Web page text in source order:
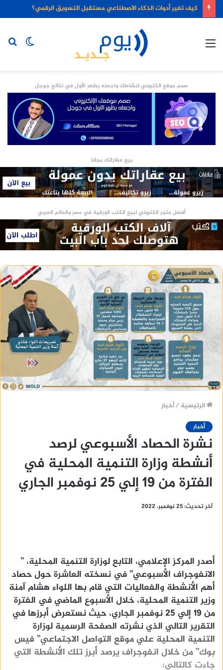
كيف تغير أدوات الذكاء الاصطناعي مستقبل التسويق الرقمي؟
الوضع
صمم موقع الكتروني لنشاطك واجعله يظهر الأول في نتائج جوجل
بيع عقاراتك مجانا
أفضل متجر الكتروني لبيع الكتب الورقية في مصر والعالم العربي
الرئيسية /أخبار
أخبار
نشرة الحصاد الأسبوعي لرصد
أنشطة وزارة التنمية المحلية في
الفترة من 19 إلي 25 نوفمبر الجاري
آخر تحديث: 25 نوفمبر، 2022
أصدر المركز الإعلامي، التابع لوزارة التنمية المحلية، ”
الانفوجراف الأسبوعي” في نسخته العاشرة حول حصاد
أهم الأنشطة والفعاليات التي قام بها اللواء هشام آمنة
وزير التنمية المحلية، خلال الأسبوع الماضي في الفترة
من 19 إلي 25 نوفمبر الجاري، حيث نستعرض أبرزها في
التقرير التالي الذي نشرته الصفحة الرسمية لوزارة
التنمية المحلية علي موقع التواصل الاجتماعي” فيس
بوك” من خلال انفوجراف يرصد أبرز تلك الأنشطة التي
جاءت كالتالي: